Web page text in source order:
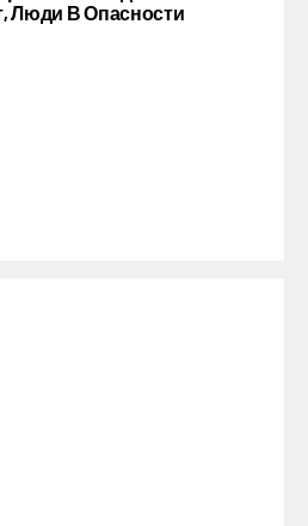
Люди В Опасности